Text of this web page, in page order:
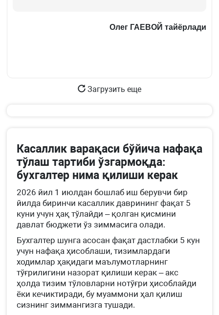
Олег ГАЕВОЙ тайёрлади
Загрузить еще
Касаллик варақаси бўйича нафақа
тўлаш тартиби ўзгармоқда:
бухгалтер нима қилиши керак
2026 йил 1 июлдан бошлаб иш берувчи бир
йилда биринчи касаллик даврининг фақат 5
куни учун ҳақ тўлайди – қолган қисмини
давлат бюджети ўз зиммасига олади.
Бухгалтер шунга асосан фақат дастлабки 5 кун
учун нафақа ҳисоблаши, тизимлардаги
ходимлар ҳақидаги маълумотларнинг
тўғрилигини назорат қилиши керак – акс
ҳолда тизим тўловларни нотўғри ҳисоблайди
ёки кечиктиради, бу муаммони ҳал қилиш
сизнинг зиммангизга тушади.